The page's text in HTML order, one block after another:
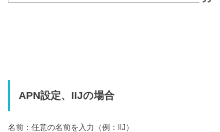
APN設定、IIJの場合
名前：任意の名前を入力（例：IIJ）